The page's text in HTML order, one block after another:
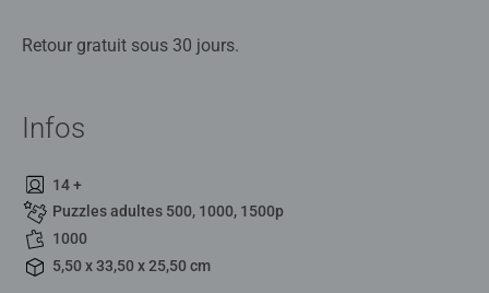
Retour gratuit sous 30 jours.
Infos
14 +
Puzzles adultes 500, 1000, 1500p
1000
5,50 x 33,50 x 25,50 cm